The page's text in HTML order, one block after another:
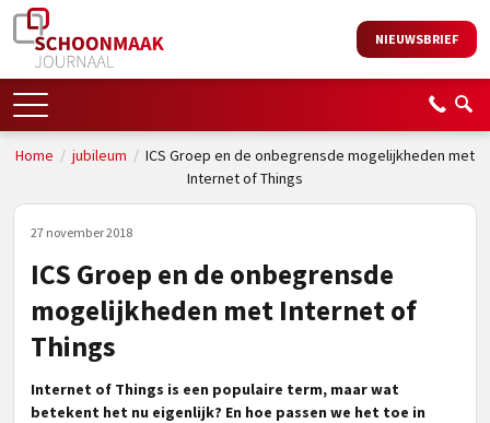
NIEUWSBRIEF
Home / jubileum / ICS Groep en de onbegrensde mogelijkheden met
Internet of Things
27 november 2018
ICS Groep en de onbegrensde
mogelijkheden met Internet of
Things
Internet of Things is een populaire term, maar wat
betekent het nu eigenlijk? En hoe passen we het toe in